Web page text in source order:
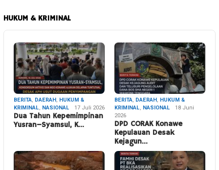
HUKUM & KRIMINAL
BERITA, DAERAH, HUKUM &
KRIMINAL, NASIONAL 17 Juli 2026
Dua Tahun Kepemimpinan
Yusran–Syamsul, K…
BERITA, DAERAH, HUKUM &
KRIMINAL, NASIONAL
18 Juni
2026
DPD CORAK Konawe
Kepulauan Desak
Kejagun…